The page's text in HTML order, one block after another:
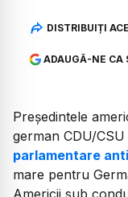
DISTRIBUIȚI
ADAUGĂ-NE CA
Președintele
german CDU/
parlamentare
mare pentru